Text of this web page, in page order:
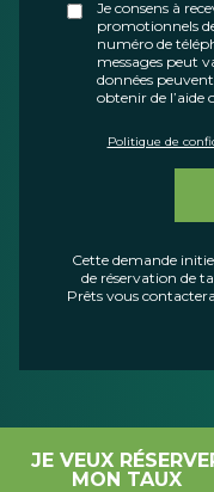
Je consens à
promotionnels
numéro de
messages peut
données
obtenir de l’aide
Politique de
Cette demande
de réservation de
Prêts vous
JE VEUX
MON TAUX